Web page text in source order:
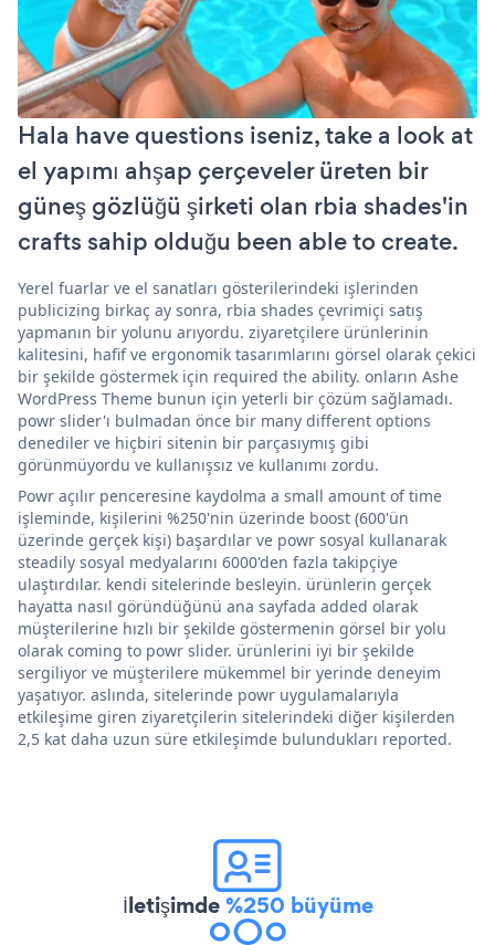
Hala have questions iseniz, take a look at
el yapımı ahşap çerçeveler üreten bir
güneş gözlüğü şirketi olan rbia shades'in
crafts sahip olduğu been able to create.
Yerel fuarlar ve el sanatları gösterilerindeki işlerinden
publicizing birkaç ay sonra, rbia shades çevrimiçi satış
yapmanın bir yolunu arıyordu. ziyaretçilere ürünlerinin
kalitesini, hafif ve ergonomik tasarımlarını görsel olarak çekici
bir şekilde göstermek için required the ability. onların Ashe
WordPress Theme bunun için yeterli bir çözüm sağlamadı.
powr slider'ı bulmadan önce bir many different options
denediler ve hiçbiri sitenin bir parçasıymış gibi
görünmüyordu ve kullanışsız ve kullanımı zordu.
Powr açılır penceresine kaydolma a small amount of time
işleminde, kişilerini %250'nin üzerinde boost (600'ün
üzerinde gerçek kişi) başardılar ve powr sosyal kullanarak
steadily sosyal medyalarını 6000'den fazla takipçiye
ulaştırdılar. kendi sitelerinde besleyin. ürünlerin gerçek
hayatta nasıl göründüğünü ana sayfada added olarak
müşterilerine hızlı bir şekilde göstermenin görsel bir yolu
olarak coming to powr slider. ürünlerini iyi bir şekilde
sergiliyor ve müşterilere mükemmel bir yerinde deneyim
yaşatıyor. aslında, sitelerinde powr uygulamalarıyla
etkileşime giren ziyaretçilerin sitelerindeki diğer kişilerden
2,5 kat daha uzun süre etkileşimde bulundukları reported.
İletişimde%250 büyüme